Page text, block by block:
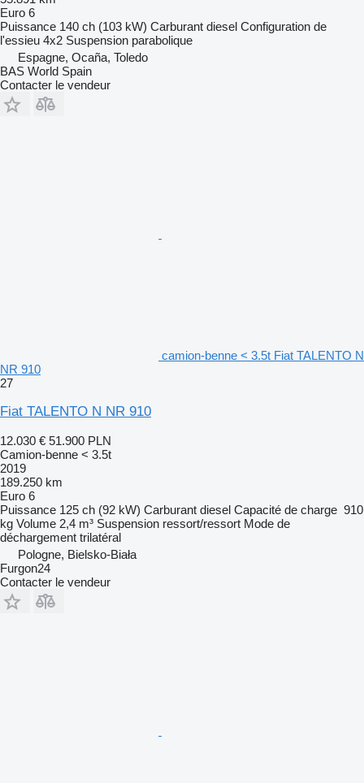
Euro 6
Puissance 140 ch (103 kW) Carburant diesel Configuration de
l'essieu 4x2 Suspension parabolique
Espagne, Ocaña, Toledo
BAS World Spain
Contacter le vendeur
camion-benne < 3.5t Fiat TALENTO N
NR 910
27
Fiat TALENTO N NR 910
12.030 € 51.900 PLN
Camion-benne < 3.5t
2019
189.250 km
Euro 6
Puissance 125 ch (92 kW) Carburant diesel Capacité de charge 910
kg Volume 2,4 m³ Suspension ressort/ressort Mode de
déchargement trilatéral
Pologne, Bielsko-Biała
Furgon24
Contacter le vendeur